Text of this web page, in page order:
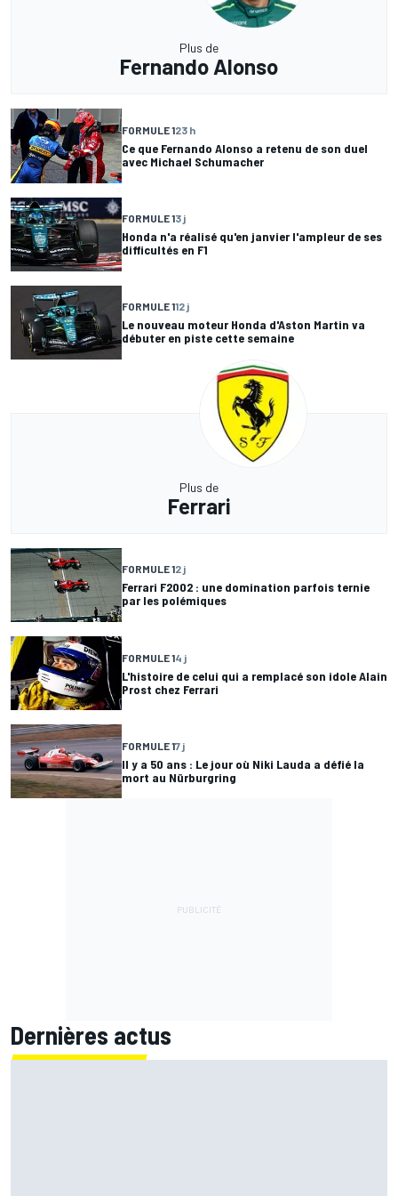
Plus de
Fernando Alonso
FORMULE 123 h
Ce que Fernando Alonso a retenu de son duel
avec Michael Schumacher
FORMULE 13 j
Honda n'a réalisé qu'en janvier l'ampleur de ses
difficultés en F1
FORMULE 112 j
Le nouveau moteur Honda d'Aston Martin va
débuter en piste cette semaine
Plus de
Ferrari
FORMULE 12 j
Ferrari F2002 : une domination parfois ternie
par les polémiques
FORMULE 14 j
L'histoire de celui qui a remplacé son idole Alain
Prost chez Ferrari
FORMULE 17 j
Il y a 50 ans : Le jour où Niki Lauda a défié la
mort au Nürburgring
Dernières actus